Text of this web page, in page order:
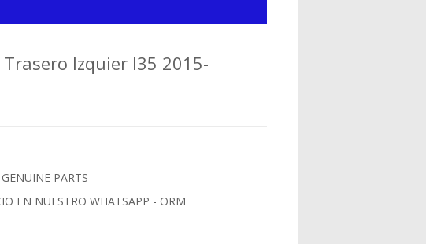
Izquier I35 2015-
PARTS
EN NUESTRO WHATSAPP - ORM